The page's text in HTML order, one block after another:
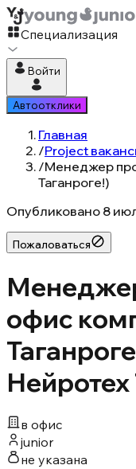
Специализация
Войти
Автоотклики
Главная
/Project
/Менеджер
Таганроге!)
Опубликовано 8
Пожаловаться
офис
Нейротех
в офис
junior
не указана